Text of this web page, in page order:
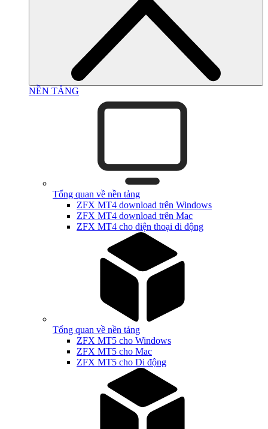
NỀN TẢNG
Tổng quan về nền tảng
ZFX MT4 download trên Windows
ZFX MT4 download trên Mac
ZFX MT4 cho điện thoại di động
Tổng quan về nền tảng
ZFX MT5 cho Windows
ZFX MT5 cho Mac
ZFX MT5 cho Di động